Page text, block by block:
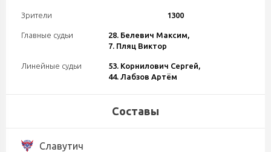
Зрители 1300
Главные судьи
28. Белевич Максим,
7. Пляц Виктор
Линейные судьи
53. Корнилович Сергей,
44. Лабзов Артём
Составы
Славутич